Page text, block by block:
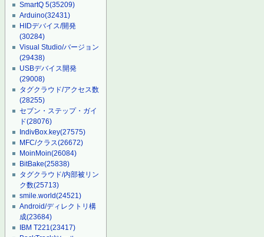
SmartQ 5(35209)
Arduino(32431)
HIDデバイス/開発
(30284)
Visual Studio/バージョン
(29438)
USBデバイス開発
(29008)
タグクラウド/アクセス数
(28255)
セブン・ステップ・ガイ
ド(28076)
IndivBox.key(27575)
MFC/クラス(26672)
MoinMoin(26084)
BitBake(25838)
タグクラウド/内部被リン
ク数(25713)
smile.world(24521)
Android/ディレクトリ構
成(23684)
IBM T221(23417)